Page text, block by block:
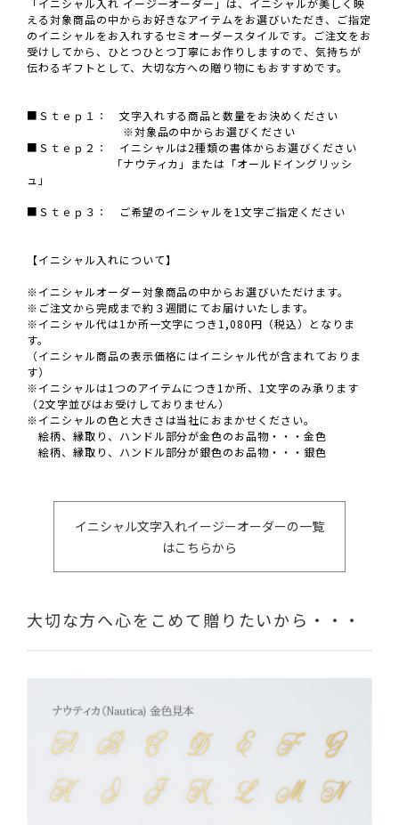
「イニシャル入れ イージーオーダー」は、イニシャルが美しく映
える対象商品の中からお好きなアイテムをお選びいただき、ご指定
のイニシャルをお入れするセミオーダースタイルです。ご注文をお
受けしてから、ひとつひとつ丁寧にお作りしますので、気持ちが
伝わるギフトとして、大切な方への贈り物にもおすすめです。
■Ｓｔｅｐ１： 文字入れする商品と数量をお決めください
※対象品の中からお選びください
■Ｓｔｅｐ２： イニシャルは2種類の書体からお選びください
「ナウティカ」または「オールドイングリッシ
ュ」
■Ｓｔｅｐ３： ご希望のイニシャルを1文字ご指定ください
【イニシャル入れについて】
※イニシャルオーダー対象商品の中からお選びいただけます。
※ご注文から完成まで約３週間にてお届けいたします。
※イニシャル代は1か所一文字につき1,080円（税込）となりま
す。
（イニシャル商品の表示価格にはイニシャル代が含まれておりま
す）
※イニシャルは1つのアイテムにつき1か所、1文字のみ承ります
（2文字並びはお受けしておりません）
※イニシャルの色と大きさは当社におまかせください。
絵柄、縁取り、ハンドル部分が金色のお品物・・・金色
絵柄、縁取り、ハンドル部分が銀色のお品物・・・銀色
イニシャル文字入れイージーオーダーの一覧
はこちらから
大切な方へ心をこめて贈りたいから・・・